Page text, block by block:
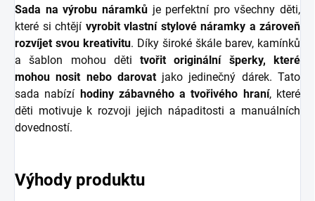
Sada na výrobu náramkůje perfektní pro všechny děti,
které si chtějí vyrobit vlastní stylové náramky a zároveň
rozvíjet svou kreativitu. Díky široké škále barev, kamínků
a šablon mohou dětitvořit originální šperky, které
mohou nosit nebo darovatjako jedinečný dárek. Tato
sada nabízí hodiny zábavného a tvořivého hraní, které
děti motivuje k rozvoji jejich nápaditosti a manuálních
dovedností.
Výhody produktu